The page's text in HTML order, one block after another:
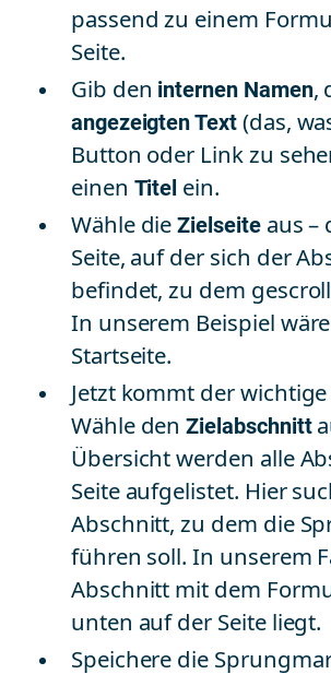
passend zu einem
Seite.
Gib den internen Namen,
angezeigten Text(das,
Button oder Link zu
einen Titel ein.
Wähle dieZielseiteaus –
Seite, auf der sich der
befindet, zu dem
In unserem Beispiel
Startseite.
Jetzt kommt der
Wähle denZielabschnitt
Übersicht werden alle
Seite aufgelistet. Hier
Abschnitt, zu dem die
führen soll. In unserem
Abschnitt mit dem
unten auf der Seite liegt.
Speichere die